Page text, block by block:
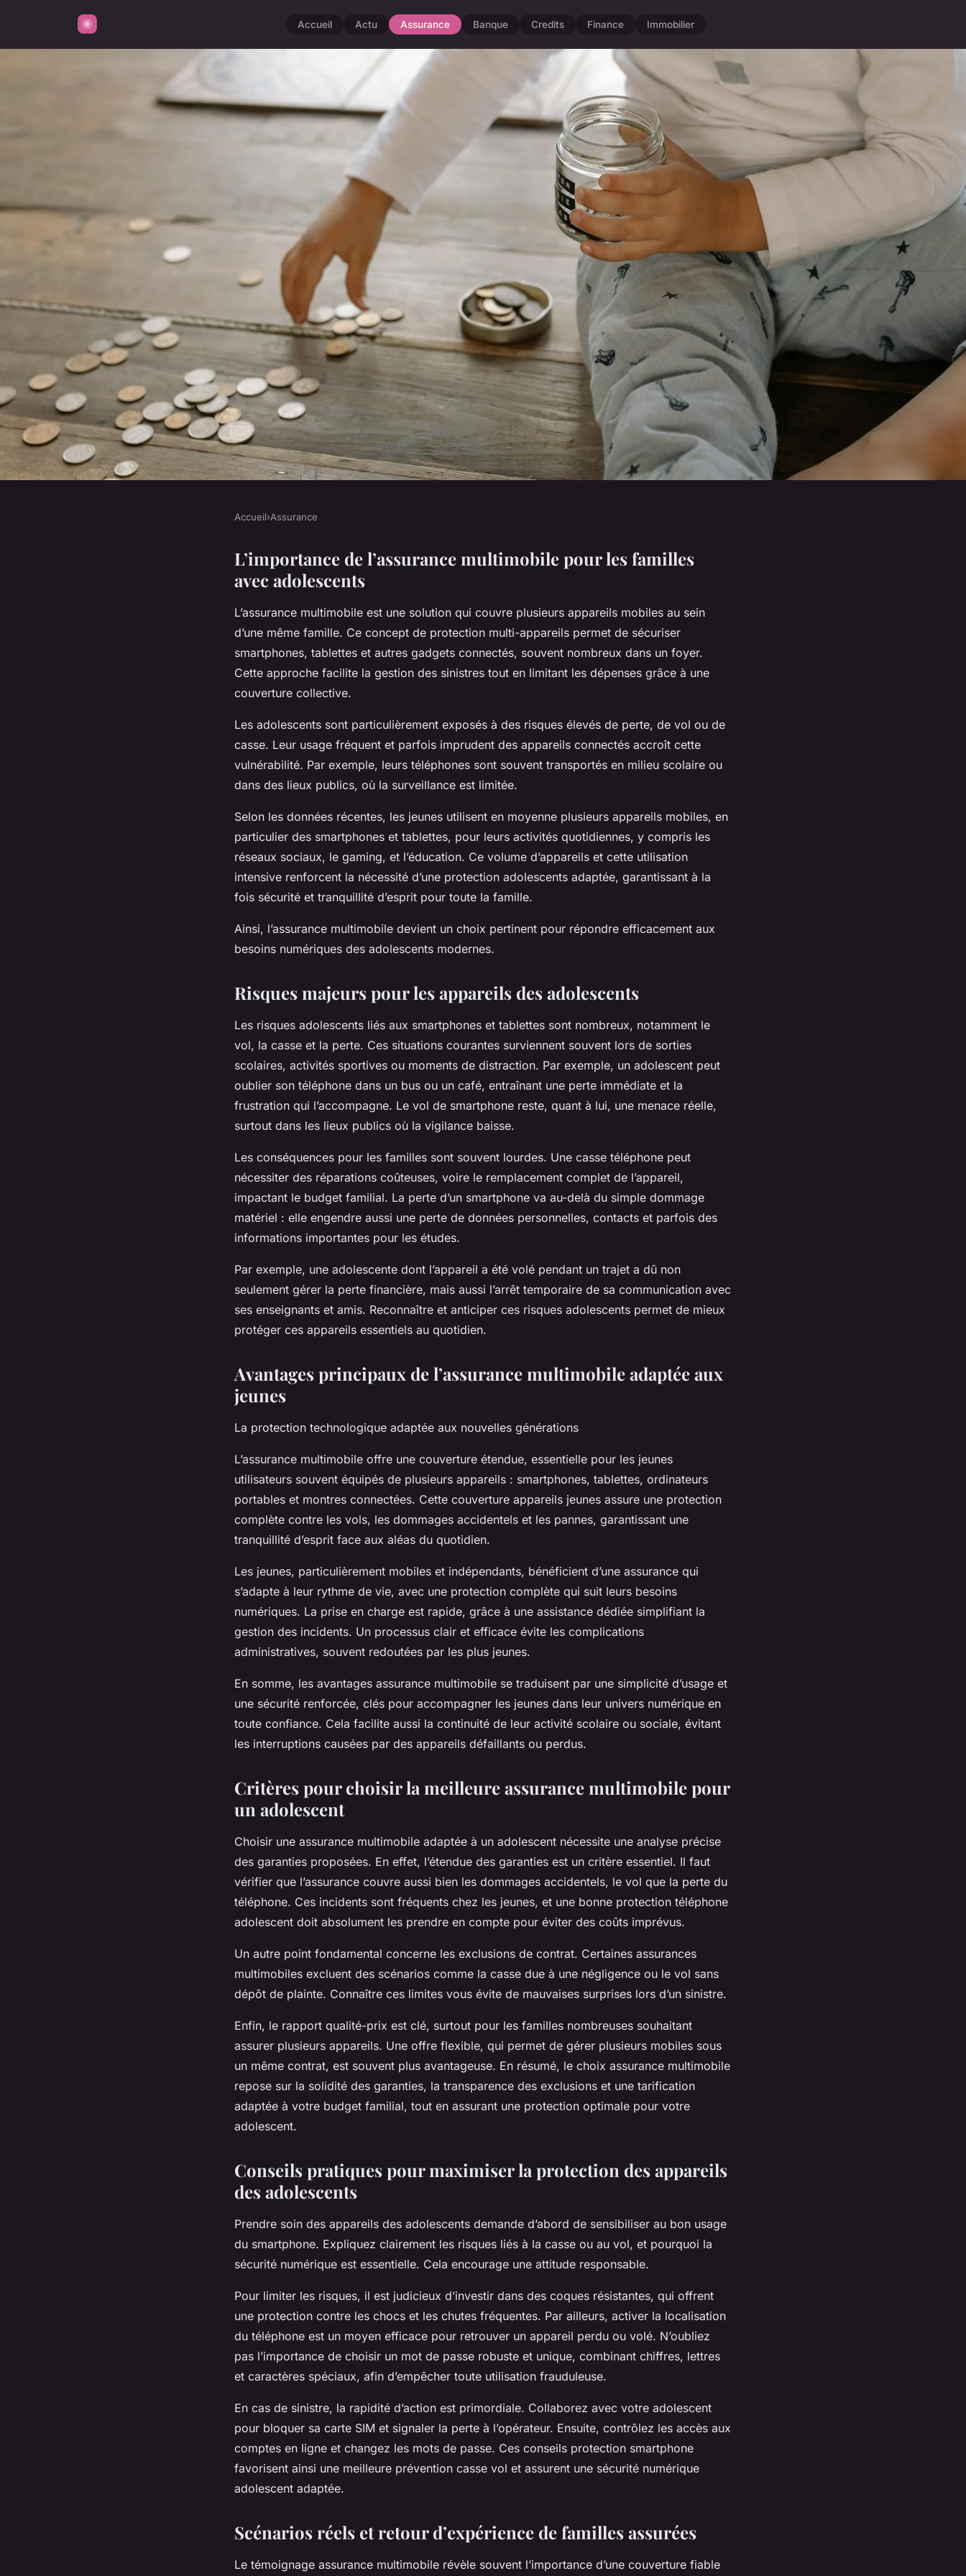
Accueil Actu Assurance Banque Credits Finance Immobilier
Assurance Multimobile : Pourquoi Elle
Est Indispensable Pour Protéger Vos
Accueil›Assurance
L’importance de l’assurance multimobile pour les familles
avec adolescents
L’assurance multimobile est une solution qui couvre plusieurs appareils mobiles au sein
d’une même famille. Ce concept de protection multi-appareils permet de sécuriser
smartphones, tablettes et autres gadgets connectés, souvent nombreux dans un foyer.
Cette approche facilite la gestion des sinistres tout en limitant les dépenses grâce à une
couverture collective.
Les adolescents sont particulièrement exposés à des risques élevés de perte, de vol ou de
casse. Leur usage fréquent et parfois imprudent des appareils connectés accroît cette
vulnérabilité. Par exemple, leurs téléphones sont souvent transportés en milieu scolaire ou
dans des lieux publics, où la surveillance est limitée.
Selon les données récentes, les jeunes utilisent en moyenne plusieurs appareils mobiles, en
particulier des smartphones et tablettes, pour leurs activités quotidiennes, y compris les
réseaux sociaux, le gaming, et l’éducation. Ce volume d’appareils et cette utilisation
intensive renforcent la nécessité d’une protection adolescents adaptée, garantissant à la
fois sécurité et tranquillité d’esprit pour toute la famille.
Ainsi, l’assurance multimobile devient un choix pertinent pour répondre efficacement aux
besoins numériques des adolescents modernes.
Risques majeurs pour les appareils des adolescents
Les risques adolescents liés aux smartphones et tablettes sont nombreux, notamment le
vol, la casse et la perte. Ces situations courantes surviennent souvent lors de sorties
scolaires, activités sportives ou moments de distraction. Par exemple, un adolescent peut
oublier son téléphone dans un bus ou un café, entraînant une perte immédiate et la
frustration qui l’accompagne. Le vol de smartphone reste, quant à lui, une menace réelle,
surtout dans les lieux publics où la vigilance baisse.
Les conséquences pour les familles sont souvent lourdes. Une casse téléphone peut
nécessiter des réparations coûteuses, voire le remplacement complet de l’appareil,
impactant le budget familial. La perte d’un smartphone va au-delà du simple dommage
matériel : elle engendre aussi une perte de données personnelles, contacts et parfois des
informations importantes pour les études.
Par exemple, une adolescente dont l’appareil a été volé pendant un trajet a dû non
seulement gérer la perte financière, mais aussi l’arrêt temporaire de sa communication avec
ses enseignants et amis. Reconnaître et anticiper ces risques adolescents permet de mieux
protéger ces appareils essentiels au quotidien.
Avantages principaux de l’assurance multimobile adaptée aux
jeunes
La protection technologique adaptée aux nouvelles générations
L’assurance multimobile offre une couverture étendue, essentielle pour les jeunes
utilisateurs souvent équipés de plusieurs appareils : smartphones, tablettes, ordinateurs
portables et montres connectées. Cette couverture appareils jeunes assure une protection
complète contre les vols, les dommages accidentels et les pannes, garantissant une
tranquillité d’esprit face aux aléas du quotidien.
Les jeunes, particulièrement mobiles et indépendants, bénéficient d’une assurance qui
s’adapte à leur rythme de vie, avec une protection complète qui suit leurs besoins
numériques. La prise en charge est rapide, grâce à une assistance dédiée simplifiant la
gestion des incidents. Un processus clair et efficace évite les complications
administratives, souvent redoutées par les plus jeunes.
En somme, les avantages assurance multimobile se traduisent par une simplicité d’usage et
une sécurité renforcée, clés pour accompagner les jeunes dans leur univers numérique en
toute confiance. Cela facilite aussi la continuité de leur activité scolaire ou sociale, évitant
les interruptions causées par des appareils défaillants ou perdus.
Critères pour choisir la meilleure assurance multimobile pour
un adolescent
Choisir une assurance multimobile adaptée à un adolescent nécessite une analyse précise
des garanties proposées. En effet, l’étendue des garanties est un critère essentiel. Il faut
vérifier que l’assurance couvre aussi bien les dommages accidentels, le vol que la perte du
téléphone. Ces incidents sont fréquents chez les jeunes, et une bonne protection téléphone
adolescent doit absolument les prendre en compte pour éviter des coûts imprévus.
Un autre point fondamental concerne les exclusions de contrat. Certaines assurances
multimobiles excluent des scénarios comme la casse due à une négligence ou le vol sans
dépôt de plainte. Connaître ces limites vous évite de mauvaises surprises lors d’un sinistre.
Enfin, le rapport qualité-prix est clé, surtout pour les familles nombreuses souhaitant
assurer plusieurs appareils. Une offre flexible, qui permet de gérer plusieurs mobiles sous
un même contrat, est souvent plus avantageuse. En résumé, le choix assurance multimobile
repose sur la solidité des garanties, la transparence des exclusions et une tarification
adaptée à votre budget familial, tout en assurant une protection optimale pour votre
adolescent.
Conseils pratiques pour maximiser la protection des appareils
des adolescents
Prendre soin des appareils des adolescents demande d’abord de sensibiliser au bon usage
du smartphone. Expliquez clairement les risques liés à la casse ou au vol, et pourquoi la
sécurité numérique est essentielle. Cela encourage une attitude responsable.
Pour limiter les risques, il est judicieux d’investir dans des coques résistantes, qui offrent
une protection contre les chocs et les chutes fréquentes. Par ailleurs, activer la localisation
du téléphone est un moyen efficace pour retrouver un appareil perdu ou volé. N’oubliez
pas l’importance de choisir un mot de passe robuste et unique, combinant chiffres, lettres
et caractères spéciaux, afin d’empêcher toute utilisation frauduleuse.
En cas de sinistre, la rapidité d’action est primordiale. Collaborez avec votre adolescent
pour bloquer sa carte SIM et signaler la perte à l’opérateur. Ensuite, contrôlez les accès aux
comptes en ligne et changez les mots de passe. Ces conseils protection smartphone
favorisent ainsi une meilleure prévention casse vol et assurent une sécurité numérique
adolescent adaptée.
Scénarios réels et retour d’expérience de familles assurées
Le témoignage assurance multimobile révèle souvent l’importance d’une couverture fiable